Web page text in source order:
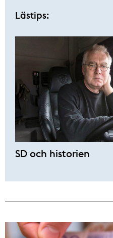
Lästips:
SD och historien